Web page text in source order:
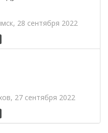
28 сентября 2022
27 сентября 2022